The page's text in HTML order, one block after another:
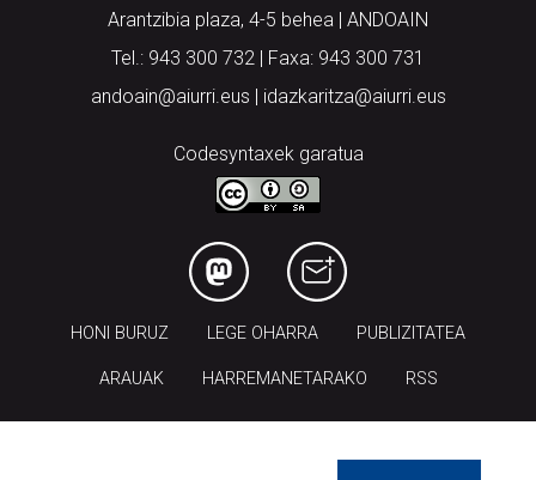
Arantzibia plaza, 4-5 behea | ANDOAIN
Tel.: 943 300 732 | Faxa: 943 300 731
andoain@aiurri.eus | idazkaritza@aiurri.eus
Codesyntaxek garatua
HONI BURUZ LEGE OHARRA PUBLIZITATEA
ARAUAK HARREMANETARAKO RSS